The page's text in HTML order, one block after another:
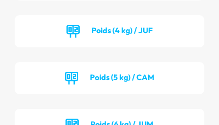
Poids (4 kg) / JUF
Poids (5 kg) / CAM